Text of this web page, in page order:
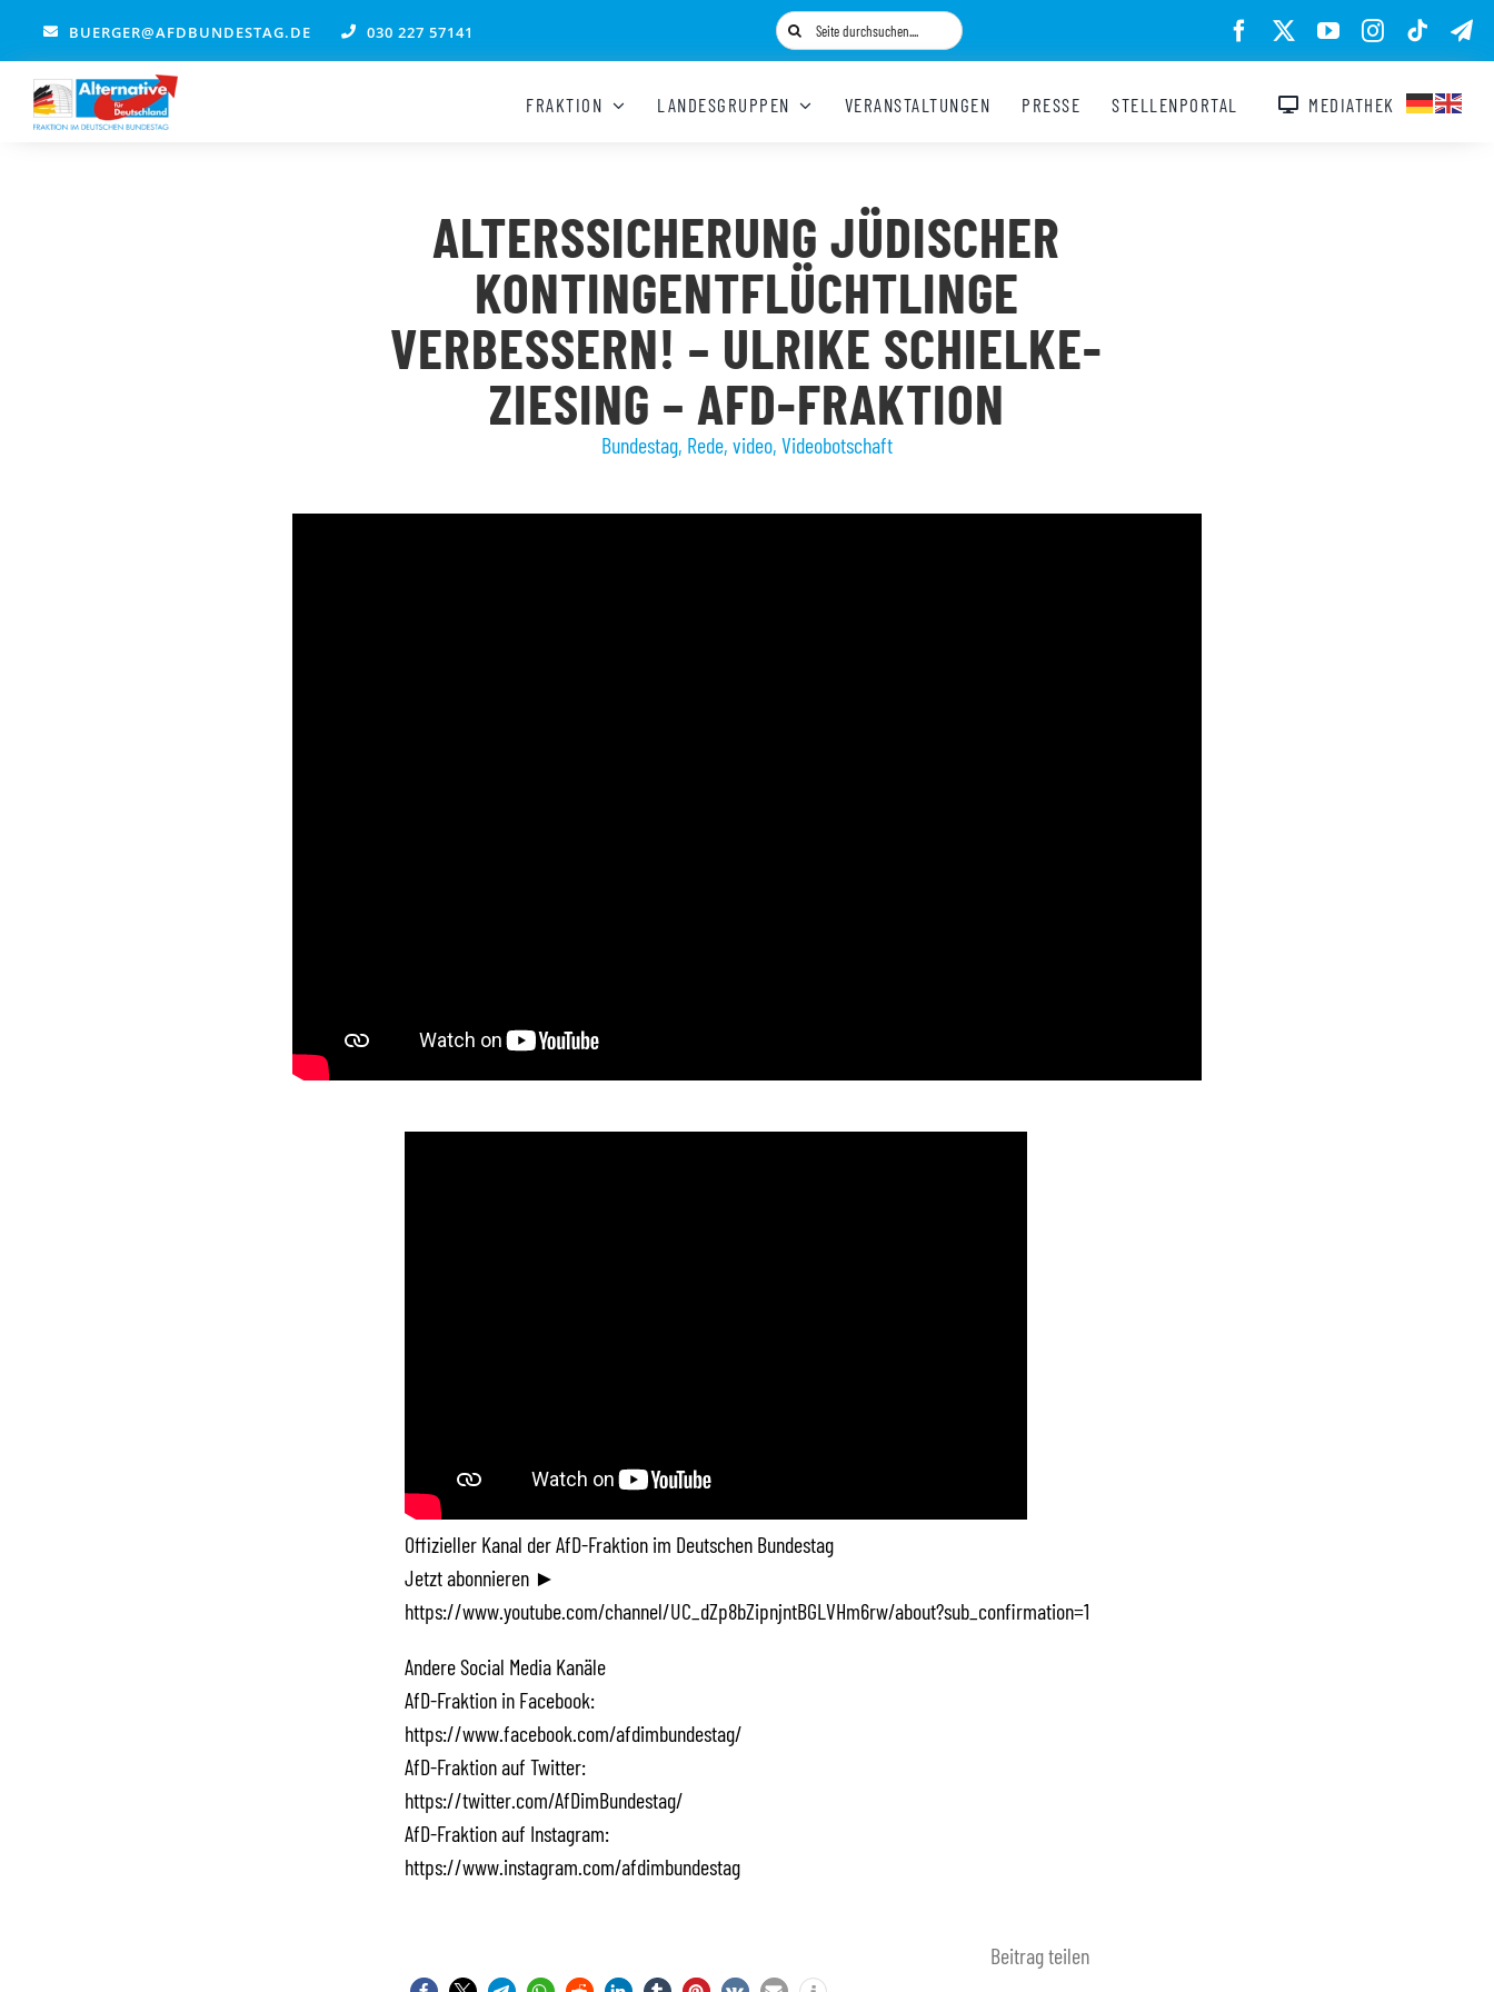
springen
BUERGER@AFDBUNDESTAG.DE 030 227 57141
Suche
nach:
FRAKTION LANDESGRUPPEN VERANSTALTUNGEN PRESSE STELLENPORTAL MEDIATHEK
ALTERSSICHERUNG JÜDISCHER
KONTINGENTFLÜCHTLINGE
VERBESSERN! – ULRIKE SCHIELKE-
ZIESING – AFD-FRAKTION
Bundestag, Rede, video, Videobotschaft
Offizieller Kanal der AfD-Fraktion im Deutschen Bundestag
Jetzt abonnieren ►
https://www.youtube.com/channel/UC_dZp8bZipnjntBGLVHm6rw/about?sub_confirmation=1
Andere Social Media Kanäle
AfD-Fraktion in Facebook:
https://www.facebook.com/afdimbundestag/
AfD-Fraktion auf Twitter:
https://twitter.com/AfDimBundestag/
AfD-Fraktion auf Instagram:
https://www.instagram.com/afdimbundestag
Beitrag teilen